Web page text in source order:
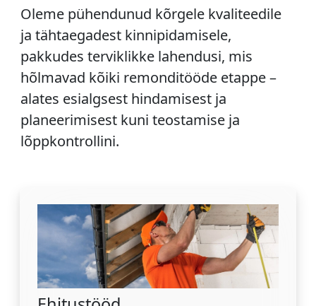
Oleme pühendunud kõrgele kvaliteedile
ja tähtaegadest kinnipidamisele,
pakkudes terviklikke lahendusi, mis
hõlmavad kõiki remonditööde etappe –
alates esialgsest hindamisest ja
planeerimisest kuni teostamise ja
lõppkontrollini.